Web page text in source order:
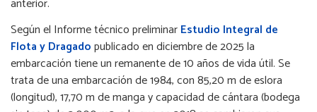
anterior.
Según el Informe técnico preliminarEstudio Integral de
Flota y Dragadopublicado en diciembre de 2025 la
embarcación tiene un remanente de 10 años de vida útil. Se
trata de una embarcación de 1984, con 85,20 m de eslora
(longitud), 17,70 m de manga y capacidad de cántara (bodega